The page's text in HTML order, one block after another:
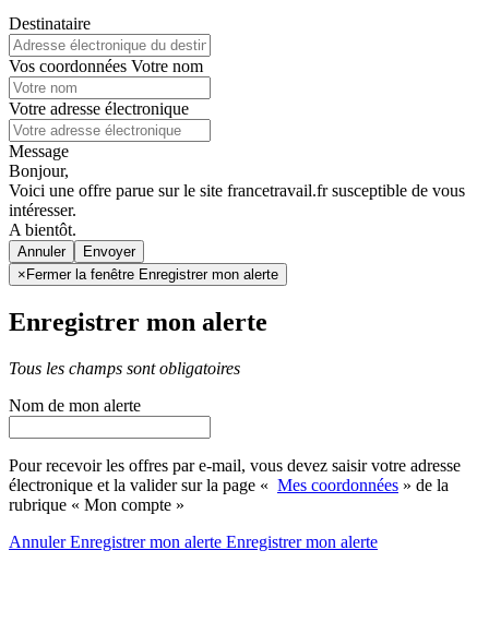
Destinataire
Vos coordonnées Votre nom
Votre adresse électronique
Message
Bonjour,
Voici une offre parue sur le site francetravail.fr susceptible de vous
intéresser.
A bientôt.
Annuler
× Fermer la fenêtre Enregistrer mon alerte
Enregistrer mon alerte
Tous les champs sont obligatoires
Nom de mon alerte
Pour recevoir les offres par e-mail, vous devez saisir votre adresse
électronique et la valider sur la page « Mes coordonnées » de la
rubrique « Mon compte »
AnnulerEnregistrer mon alerte Enregistrermon alerte